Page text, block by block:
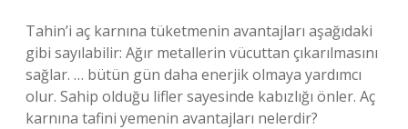
Tahin’i aç karnına tüketmenin avantajları aşağıdaki
gibi sayılabilir: Ağır metallerin vücuttan çıkarılmasını
sağlar. … bütün gün daha enerjik olmaya yardımcı
olur. Sahip olduğu lifler sayesinde kabızlığı önler. Aç
karnına tafini yemenin avantajları nelerdir?